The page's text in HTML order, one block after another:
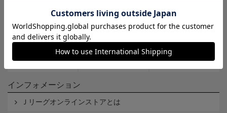
カテゴリから探す
クラブから探す
Ｊ1 Ｊ2 Ｊ3
インフォメーション
Ｊリーグオンラインストアとは